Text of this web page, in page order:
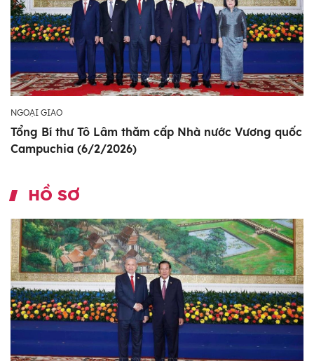
NGOẠI GIAO
Tổng Bí thư Tô Lâm thăm cấp Nhà nước Vương quốc
Campuchia (6/2/2026)
HỒ SƠ